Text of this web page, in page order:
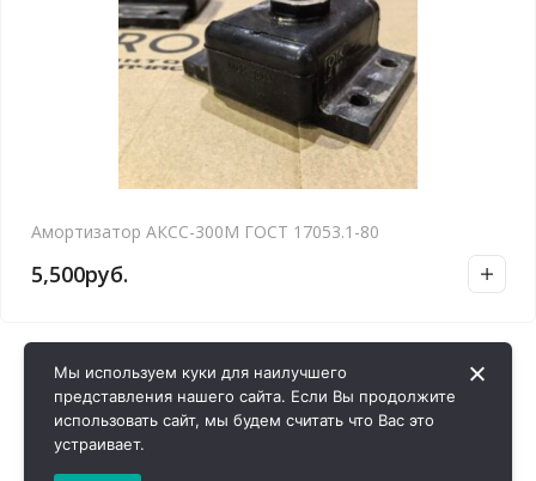
Амортизатор АКСС-300М ГОСТ 17053.1-80
5,500руб.
Мы используем куки для наилучшего
представления нашего сайта. Если Вы продолжите
использовать сайт, мы будем считать что Вас это
устраивает.